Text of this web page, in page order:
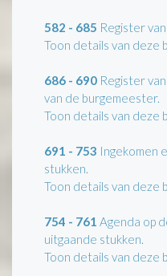
582 - 685 Register
Toon details van deze
686 - 690 Register
van de burgemeester.
Toon details van deze
691 - 753 Ingekomen
stukken.
Toon details van deze
754 - 761 Agenda op
uitgaande stukken.
Toon details van deze